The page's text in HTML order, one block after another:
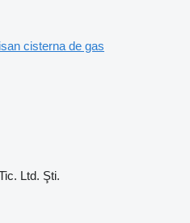
cisterna de gas
Ltd. Şti.